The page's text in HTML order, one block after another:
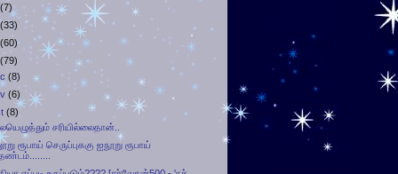
(7)
(33)
(60)
(79)
(8)
(6)
(8)
சரியில்லைதான்..
ரூபாய் செருப்புககு ஐநூறு ரூபாய்